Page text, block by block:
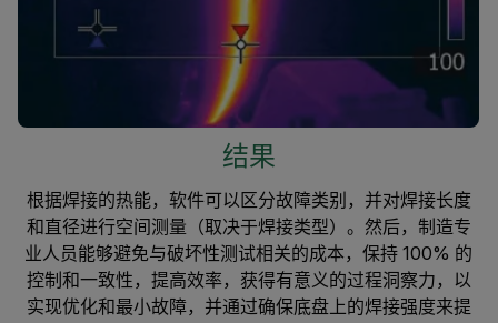
结果
根据焊接的热能，软件可以区分故障类别，并对焊接长度
和直径进行空间测量（取决于焊接类型）。然后，制造专
业人员能够避免与破坏性测试相关的成本，保持 100% 的
控制和一致性，提高效率，获得有意义的过程洞察力，以
实现优化和最小故障，并通过确保底盘上的焊接强度来提